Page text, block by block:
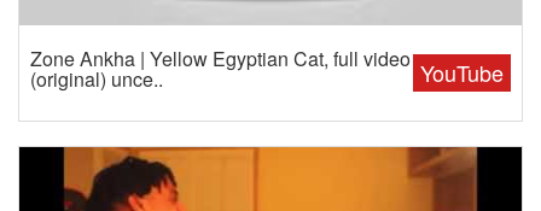
YouTube
Zone Ankha | Yellow Egyptian Cat, full video
(original) unce..